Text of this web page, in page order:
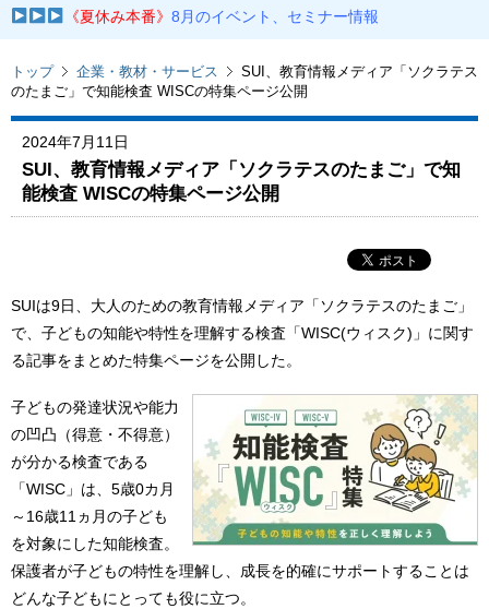
《夏休み本番》8月のイベント、セミナー情報
トップ 企業・教材・サービス
SUI、教育情報メディア「ソクラテス
のたまご」で知能検査 WISCの特集ページ公開
2024年7月11日
SUI、教育情報メディア「ソクラテスのたまご」で知
能検査 WISCの特集ページ公開
SUIは9日、大人のための教育情報メディア「ソクラテスのたまご」
で、子どもの知能や特性を理解する検査「WISC(ウィスク)」に関す
る記事をまとめた特集ページを公開した。
子どもの発達状況や能力
の凹凸（得意・不得意）
が分かる検査である
「WISC」は、5歳0カ月
～16歳11ヵ月の子ども
を対象にした知能検査。
保護者が子どもの特性を理解し、成長を的確にサポートすることは
どんな子どもにとっても役に立つ。